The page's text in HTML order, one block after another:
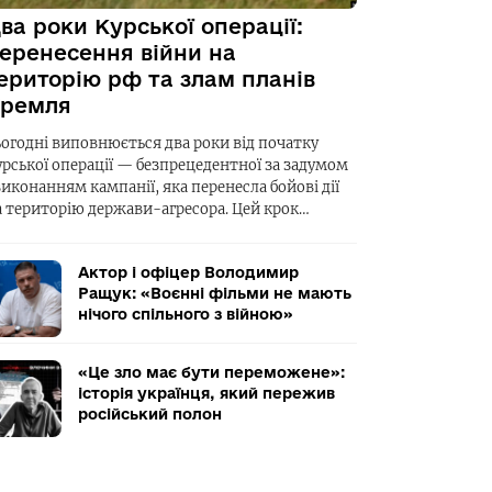
роки Курської операції:
війни на
рф та злам планів
виповнюється два роки від початку
операції — безпрецедентної за задумом
кампанії, яка перенесла бойові дії
територію держави-агресора. Цей крок…
Актор і офіцер Володимир
Ращук: «Воєнні фільми не мають
нічого спільного з війною»
«Це зло має бути переможене»:
історія українця, який пережив
російський полон